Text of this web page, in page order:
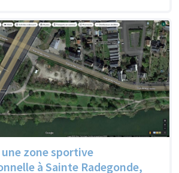
une zone sportive
à Sainte Radegonde,